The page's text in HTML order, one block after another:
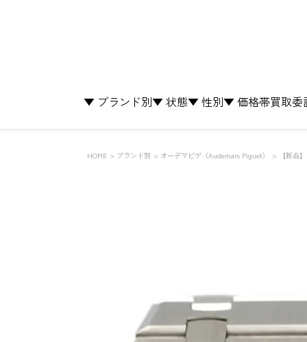
▼ ブランド別▼ 状態▼ 性別▼ 価格帯買取委
HOME ブランド別 オーデマピゲ（Audemars Piguet） 【新品